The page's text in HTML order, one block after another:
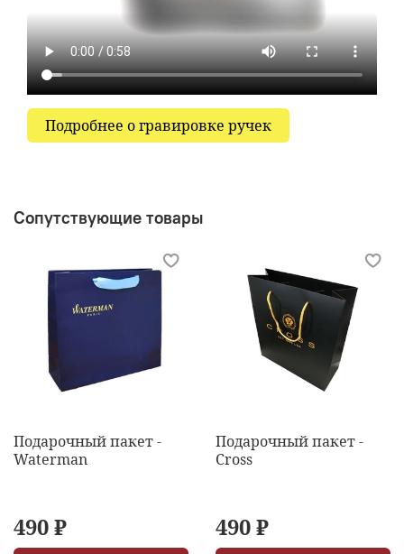
Подробнее о гравировке ручек
Сопутствующие товары
Подарочный пакет -
Waterman
490 ₽
Подарочный пакет -
Cross
490 ₽